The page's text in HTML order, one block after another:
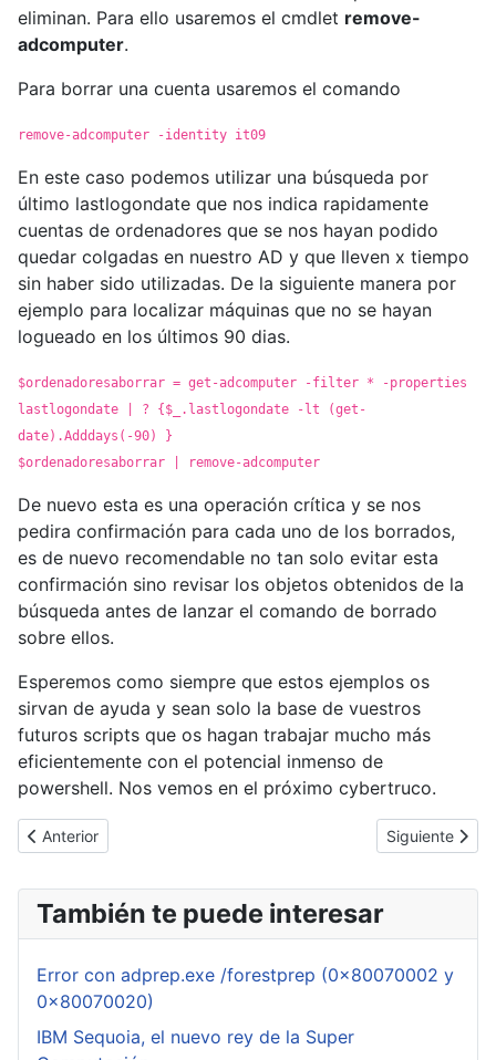
eliminan. Para ello usaremos el cmdlet remove-
adcomputer.
Para borrar una cuenta usaremos el comando
remove-adcomputer -identity it09
En este caso podemos utilizar una búsqueda por
último lastlogondate que nos indica rapidamente
cuentas de ordenadores que se nos hayan podido
quedar colgadas en nuestro AD y que lleven x tiempo
sin haber sido utilizadas. De la siguiente manera por
ejemplo para localizar máquinas que no se hayan
logueado en los últimos 90 dias.
$ordenadoresaborrar = get-adcomputer -filter * -properties
lastlogondate | ? {$_.lastlogondate -lt (get-
date).Adddays(-90) }
$ordenadoresaborrar | remove-adcomputer
De nuevo esta es una operación crítica y se nos
pedira confirmación para cada uno de los borrados,
es de nuevo recomendable no tan solo evitar esta
confirmación sino revisar los objetos obtenidos de la
búsqueda antes de lanzar el comando de borrado
sobre ellos.
Esperemos como siempre que estos ejemplos os
sirvan de ayuda y sean solo la base de vuestros
futuros scripts que os hagan trabajar mucho más
eficientemente con el potencial inmenso de
powershell. Nos vemos en el próximo cybertruco.
Artículo anterior: [Cybertruco]Gestión de Active Directory con
Anterior Artículo
Siguiente
También te puede interesar
Error con adprep.exe /forestprep (0x80070002 y
0x80070020)
IBM Sequoia, el nuevo rey de la Super